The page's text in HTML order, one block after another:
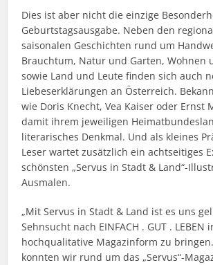
Dies ist aber nicht die einzige
Geburtstagsausgabe. Neben den
saisonalen Geschichten rund um
Brauchtum, Natur und Garten, Wohnen
sowie Land und Leute finden sich auch
Liebeserklärungen an Österreich.
wie Doris Knecht, Vea Kaiser oder Ernst
damit ihrem jeweiligen
literarisches Denkmal. Und als kleines
Leser wartet zusätzlich ein achtseitiges
schönsten „Servus in Stadt & Land“-
Ausmalen.
„Mit Servus in Stadt & Land ist es uns
Sehnsucht nach EINFACH . GUT . LEBEN
hochqualitative Magazinform zu
konnten wir rund um das „Servus“-